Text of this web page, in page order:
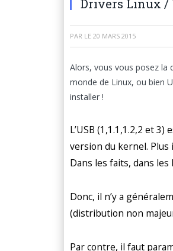
Drivers Linux /
PAR LE 20 MARS 2015
Alors, vous vous posez
monde de Linux, ou bien
installer !
L’USB (1,1.1,1.2,2 et
version du kernel. Plus
Dans les faits, dans les
Donc, il n’y a
(distribution non
Par contre, il faut